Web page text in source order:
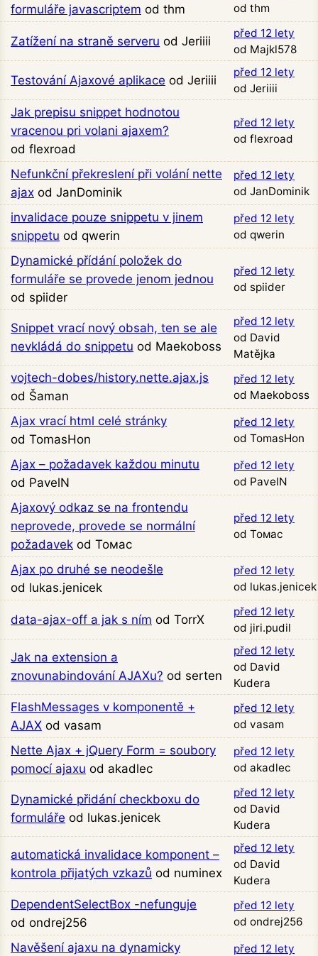
formuláře javascriptem od thm
od thm
Zatížení na straně serveru od Jeriiii
před 12 lety
od Majkl578
Testování Ajaxové aplikace od Jeriiii
před 12 lety
od Jeriiii
Jak prepisu snippet hodnotou
vracenou pri volani ajaxem?
od flexroad
před 12 lety
od flexroad
Nefunkční překreslení při volání nette
ajax od JanDominik
před 12 lety
od JanDominik
invalidace pouze snippetu v jinem
snippetu od qwerin
před 12 lety
od qwerin
Dynamické přídání položek do
formuláře se provede jenom jednou
od spiider
před 12 lety
od spiider
Snippet vrací nový obsah, ten se ale
nevkládá do snippetu od Maekoboss
před 12 lety
od David
Matějka
vojtech-dobes/history.nette.ajax.js
od Šaman
před 12 lety
od Maekoboss
Ajax vrací html celé stránky
od TomasHon
před 12 lety
od TomasHon
Ajax – požadavek každou minutu
od PavelN
před 12 lety
od PavelN
Ajaxový odkaz se na frontendu
neprovede, provede se normální
požadavek od Томас
před 12 lety
od Томас
Ajax po druhé se neodešle
od lukas.jenicek
před 12 lety
od lukas.jenicek
data-ajax-off a jak s ním od TorrX
před 12 lety
od jiri.pudil
Jak na extension a
znovunabindování AJAXu? od serten
před 12 lety
od David
Kudera
FlashMessages v komponentě +
AJAX od vasam
před 12 lety
od vasam
Nette Ajax + jQuery Form = soubory
pomocí ajaxu od akadlec
před 12 lety
od akadlec
Dynamické přidání checkboxu do
formuláře od lukas.jenicek
před 12 lety
od David
Kudera
automatická invalidace komponent –
kontrola přijatých vzkazů od numinex
před 12 lety
od David
Kudera
DependentSelectBox -nefunguje
od ondrej256
před 12 lety
od ondrej256
Navěšení ajaxu na dynamicky
před 12 lety